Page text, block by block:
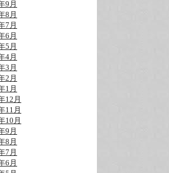
9月
8月
7月
6月
5月
4月
3月
2月
1月
12月
11月
10月
9月
8月
7月
6月